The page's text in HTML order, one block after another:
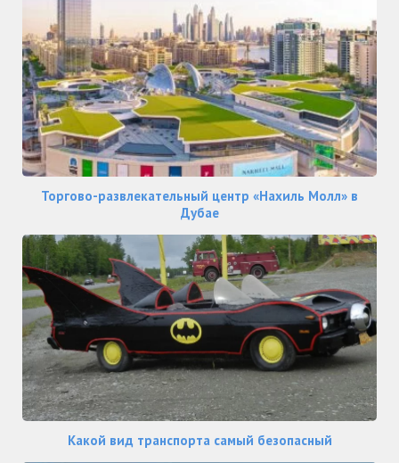
Торгово-развлекательный центр «Нахиль Молл» в
Дубае
Какой вид транспорта самый безопасный